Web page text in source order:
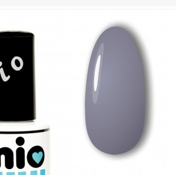
АКСЕССУАРЫ
БРЕНДЫ